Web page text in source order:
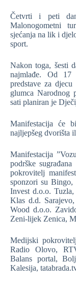
Četvrti i peti
Malonogometni
sjećanja na lik i
sport.
Nakon toga, šesti
najmlađe. Od
predstave za
glumca Narodnog
sati planiran je
Manifestacija će
najljepšeg dvorišta
Manifestacija
podrške
pokrovitelj
sponzori su Bingo,
Invest d.o.o.
Klas d.d.
Wood d.o.o.
Zeni-lijek Zenica,
Medijski
Radio Olovo,
Balans portal,
Kalesija,